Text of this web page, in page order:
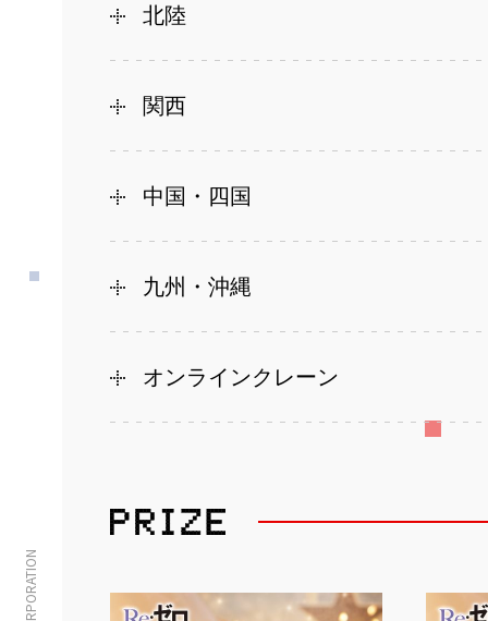
北陸
関西
中国・四国
九州・沖縄
オンラインクレーン